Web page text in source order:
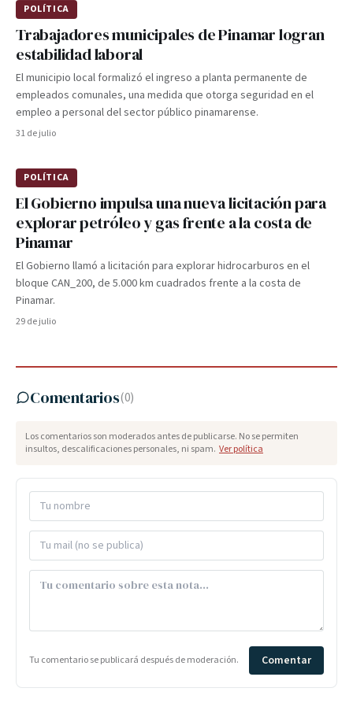
POLÍTICA
Trabajadores municipales de Pinamar logran
estabilidad laboral
El municipio local formalizó el ingreso a planta permanente de
empleados comunales, una medida que otorga seguridad en el
empleo a personal del sector público pinamarense.
31 de julio
POLÍTICA
El Gobierno impulsa una nueva licitación para
explorar petróleo y gas frente a la costa de
Pinamar
El Gobierno llamó a licitación para explorar hidrocarburos en el
bloque CAN_200, de 5.000 km cuadrados frente a la costa de
Pinamar.
29 de julio
Comentarios(0)
Los comentarios son moderados antes de publicarse. No se permiten
insultos, descalificaciones personales, ni spam. Ver política
Tu comentario se publicará después de moderación. Comentar